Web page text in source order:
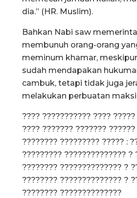
dia.” (HR. Muslim).
Bahkan Nabi saw
membunuh orang-orang
meminum khamar,
sudah mendapakan
cambuk, tetapi tidak juga
melakukan perbuatan
???? ??????????? ????
???? ??????? ???????
???????? ????????? ????? :
????????? ?????????????? ?
???????? ?????????????? ?
???????? ?????????????? ?
???????? ??????????????